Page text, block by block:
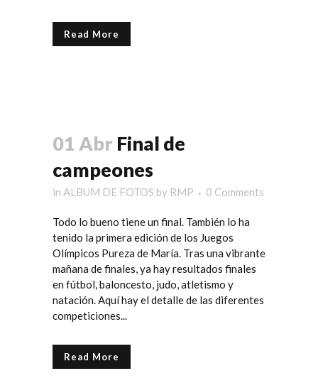
Read More
01 Abr Final de
campeones
in ALBUM DE FOTOS by RMP 0 Comments
Todo lo bueno tiene un final. También lo ha
tenido la primera edición de los Juegos
Olímpicos Pureza de María. Tras una vibrante
mañana de finales, ya hay resultados finales
en fútbol, baloncesto, judo, atletismo y
natación. Aquí hay el detalle de las diferentes
competiciones...
Read More